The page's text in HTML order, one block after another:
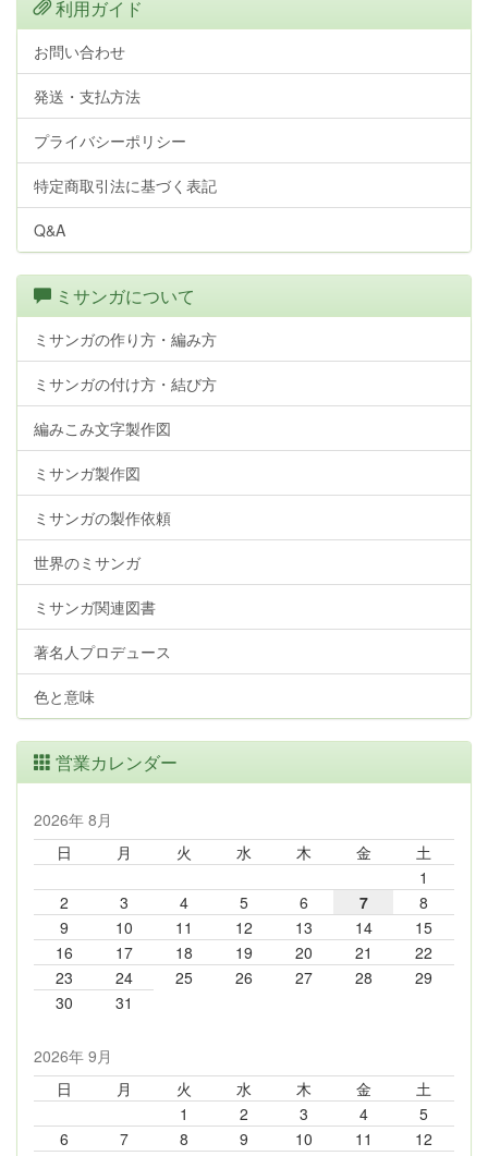
利用ガイド
お問い合わせ
発送・支払方法
プライバシーポリシー
特定商取引法に基づく表記
Q&A
ミサンガについて
ミサンガの作り方・編み方
ミサンガの付け方・結び方
編みこみ文字製作図
ミサンガ製作図
ミサンガの製作依頼
世界のミサンガ
ミサンガ関連図書
著名人プロデュース
色と意味
営業カレンダー
2026年 8月
日
月 火 水 木 金
土
1
2
3 4 5 6 7
8
9
10 11 12 13 14
15
16
17 18 19 20 21
22
23
24 25 26 27 28
29
30
31
2026年 9月
日
月 火 水 木 金
土
1
2 3 4
5
6
7 8 9 10 11
12